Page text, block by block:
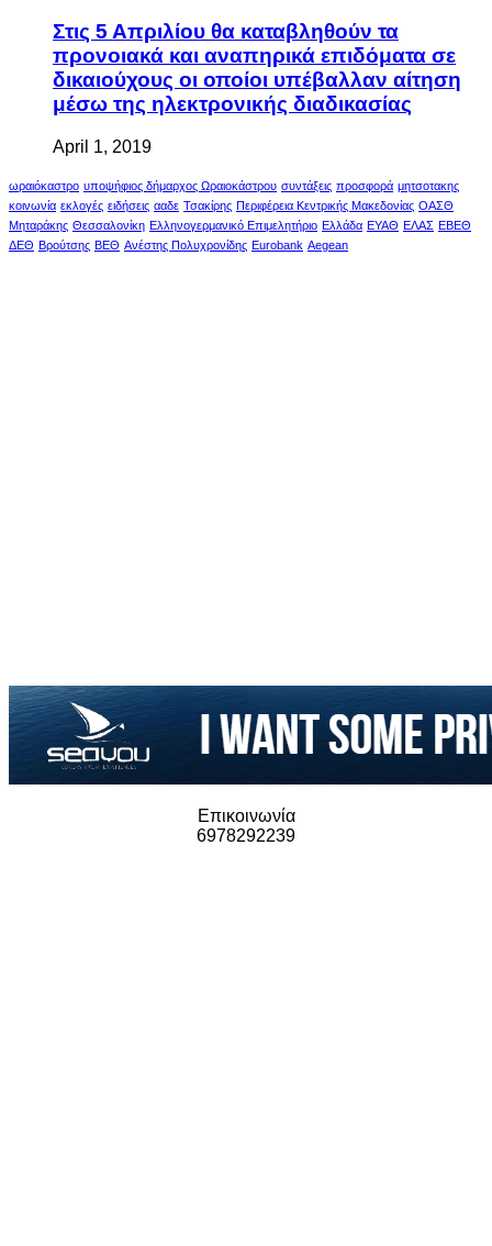
Στις 5 Απριλίου θα καταβληθούν τα
προνοιακά και αναπηρικά επιδόματα σε
δικαιούχους οι οποίοι υπέβαλλαν αίτηση
μέσω της ηλεκτρονικής διαδικασίας
April 1, 2019
ωραιόκαστρο υποψήφιος δήμαρχος Ωραιοκάστρου συντάξεις προσφορά μητσοτακης
κοινωνία εκλογές ειδήσεις ααδε Τσακίρης Περιφέρεια Κεντρικής Μακεδονίας ΟΑΣΘ
Μηταράκης Θεσσαλονίκη Ελληνογερμανικό Επιμελητήριο Ελλάδα ΕΥΑΘ ΕΛΑΣ ΕΒΕΘ
ΔΕΘ Βρούτσης ΒΕΘ Ανέστης Πολυχρονίδης Eurobank Aegean
Επικοινωνία
6978292239